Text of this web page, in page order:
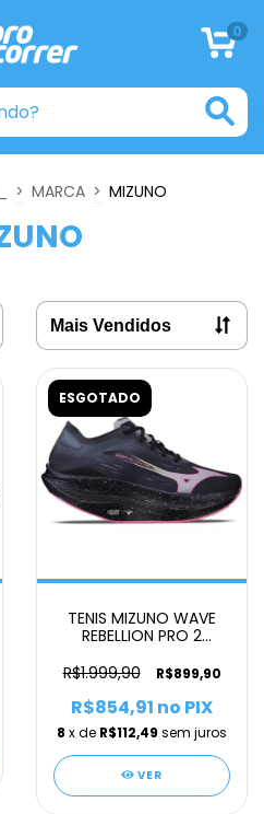
0
> MARCA > MIZUNO
ESGOTADO
TENIS MIZUNO WAVE
REBELLION PRO 2
R$1.999,90
R$899,90
8 x de R$112,49 sem juros
R$854,91 no PIX
VER